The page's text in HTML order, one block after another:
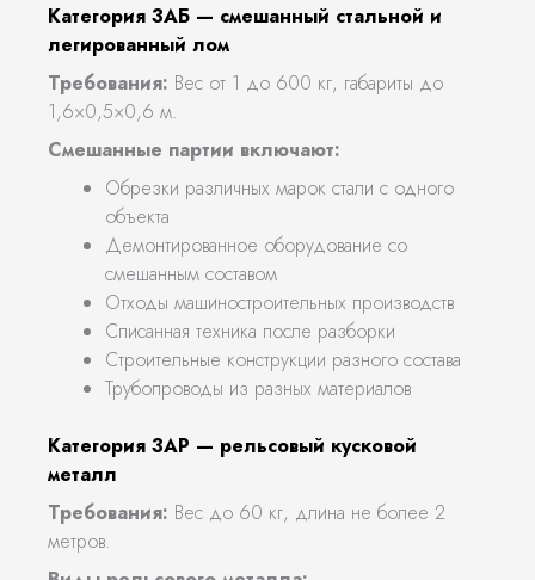
Категория 3АБ — смешанный стальной и
легированный лом
Требования: Вес от 1 до 600 кг, габариты до
1,6×0,5×0,6 м.
Смешанные партии включают:
Обрезки различных марок стали с одного
объекта
Демонтированное оборудование со
смешанным составом
Отходы машиностроительных производств
Списанная техника после разборки
Строительные конструкции разного состава
Трубопроводы из разных материалов
Категория 3АР — рельсовый кусковой
металл
Требования: Вес до 60 кг, длина не более 2
метров.